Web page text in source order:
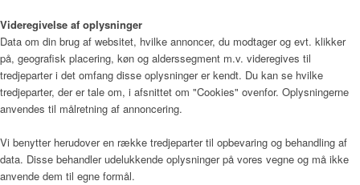
Videregivelse af oplysninger
Data om din brug af websitet, hvilke annoncer, du modtager og evt. klikker
på, geografisk placering, køn og alderssegment m.v. videregives til
tredjeparter i det omfang disse oplysninger er kendt. Du kan se hvilke
tredjeparter, der er tale om, i afsnittet om "Cookies" ovenfor. Oplysningerne
anvendes til målretning af annoncering.
Vi benytter herudover en række tredjeparter til opbevaring og behandling af
data. Disse behandler udelukkende oplysninger på vores vegne og må ikke
anvende dem til egne formål.